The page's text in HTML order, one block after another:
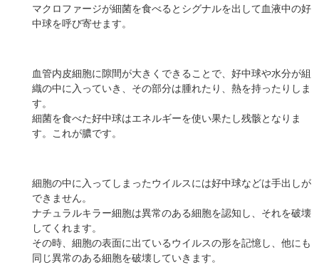
マクロファージが細菌を食べるとシグナルを出して血液中の好
中球を呼び寄せます。
血管内皮細胞に隙間が大きくできることで、好中球や水分が組
織の中に入っていき、その部分は腫れたり、熱を持ったりしま
す。
細菌を食べた好中球はエネルギーを使い果たし残骸となりま
す。これが膿です。
細胞の中に入ってしまったウイルスには好中球などは手出しが
できません。
ナチュラルキラー細胞は異常のある細胞を認知し、それを破壊
してくれます。
その時、細胞の表面に出ているウイルスの形を記憶し、他にも
同じ異常のある細胞を破壊していきます。